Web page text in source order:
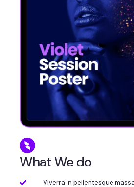
What We do
Viverra in pellentesque